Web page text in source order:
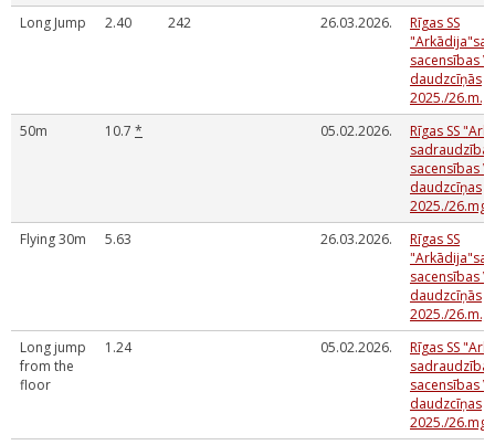
Long Jump
2.40 242 26.03.2026.
Rīgas SS
sacensības
daudzcīņās
2025./
50m
10.7 * 05.02.2026.
Rīgas SS
sadraudzības
sacensības
daudzcīņas
2025./
Flying 30m
5.63 26.03.2026.
Rīgas SS
sacensības
daudzcīņās
2025./
Long jump
from the
floor
1.24 05.02.2026.
Rīgas SS
sadraudzības
sacensības
daudzcīņas
2025./